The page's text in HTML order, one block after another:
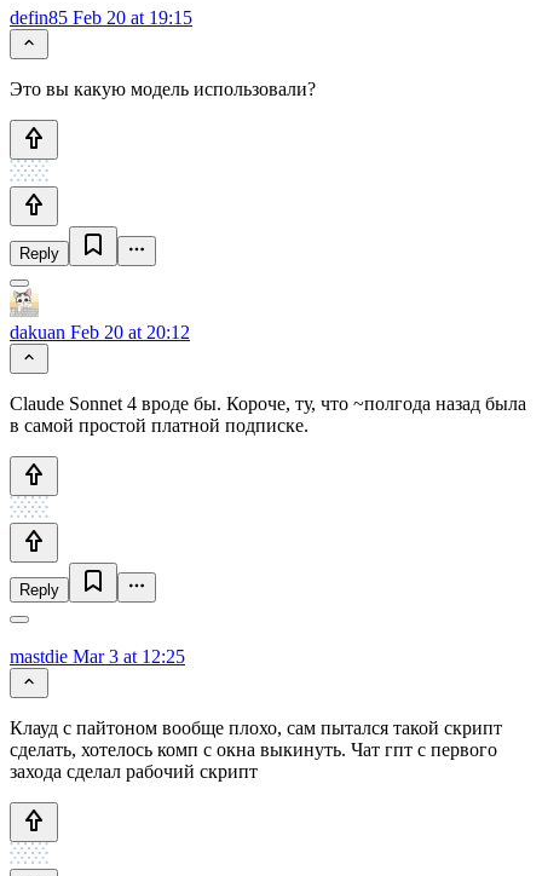
defin85 Feb 20 at 19:15
Это вы какую модель использовали?
Reply
dakuan Feb 20 at 20:12
Сlaude Sonnet 4 вроде бы. Короче, ту, что ~полгода назад была
в самой простой платной подписке.
Reply
mastdie Mar 3 at 12:25
Клауд с пайтоном вообще плохо, сам пытался такой скрипт
сделать, хотелось комп с окна выкинуть. Чат гпт с первого
захода сделал рабочий скрипт